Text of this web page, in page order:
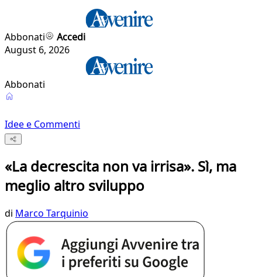
Abbonati
Accedi
August 6, 2026
Abbonati
Idee e Commenti
«La decrescita non va irrisa». Sì, ma
meglio altro sviluppo
di Marco Tarquinio